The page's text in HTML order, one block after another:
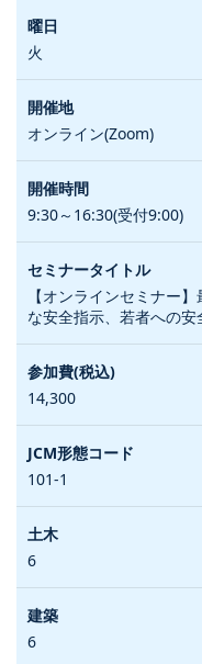
火
オンライン(Zoom)
9:30～16:30(受付9:00)
【オンラインセミナー
な安全指示、若者への安
14,300
101-1
6
6